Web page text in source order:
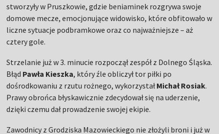
stworzyły w Pruszkowie, gdzie beniaminek rozgrywa swoje
domowe mecze, emocjonujące widowisko, które obfitowało w
liczne sytuacje podbramkowe oraz co najważniejsze – aż
cztery gole.
Strzelanie już w 3. minucie rozpoczął zespół z Dolnego Śląska.
Błąd Pawła Kieszka, który źle obliczył tor piłki po
dośrodkowaniu z rzutu rożnego, wykorzystałMichał Rosiak.
Prawy obrońca błyskawicznie zdecydował się na uderzenie,
dzięki czemu dał prowadzenie swojej ekipie.
Zawodnicy z Grodziska Mazowieckiego nie złożyli broni i już w